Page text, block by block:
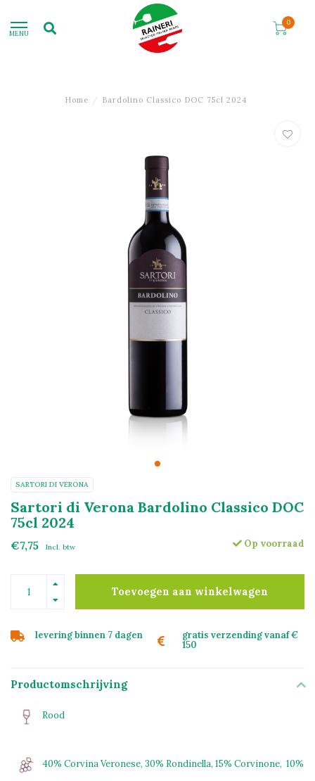
MENU
0
Home / Bardolino Classico DOC 75cl 2024
SARTORI DI VERONA
Sartori di Verona Bardolino Classico DOC
75cl 2024
€7,75 Incl. btw Op voorraad
Toevoegen aan winkelwagen
levering binnen 7 dagen
gratis verzending vanaf €
150
Productomschrijving
Rood
40% Corvina Veronese, 30% Rondinella, 15% Corvinone, 10%